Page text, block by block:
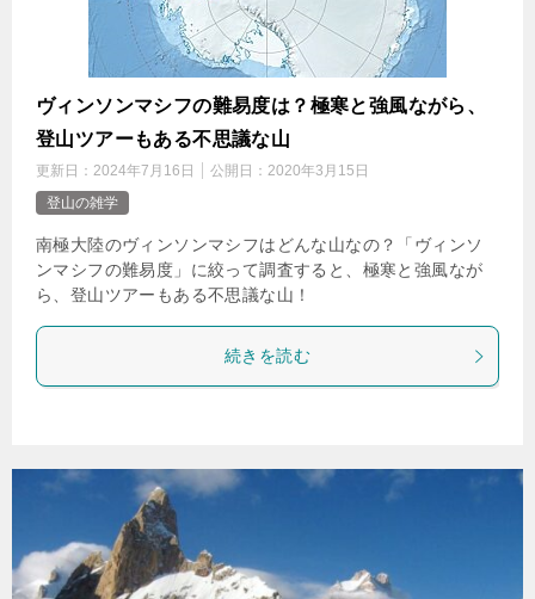
ヴィンソンマシフの難易度は？極寒と強風ながら、
登山ツアーもある不思議な山
更新日： 2024年7月16日 公開日： 2020年3月15日
登山の雑学
南極大陸のヴィンソンマシフはどんな山なの？「ヴィンソ
ンマシフの難易度」に絞って調査すると、極寒と強風なが
ら、登山ツアーもある不思議な山！
続きを読む